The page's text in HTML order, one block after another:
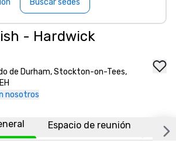
- Hardwick
de Durham, Stockton-on-Tees,
nosotros
Espacio de reunión